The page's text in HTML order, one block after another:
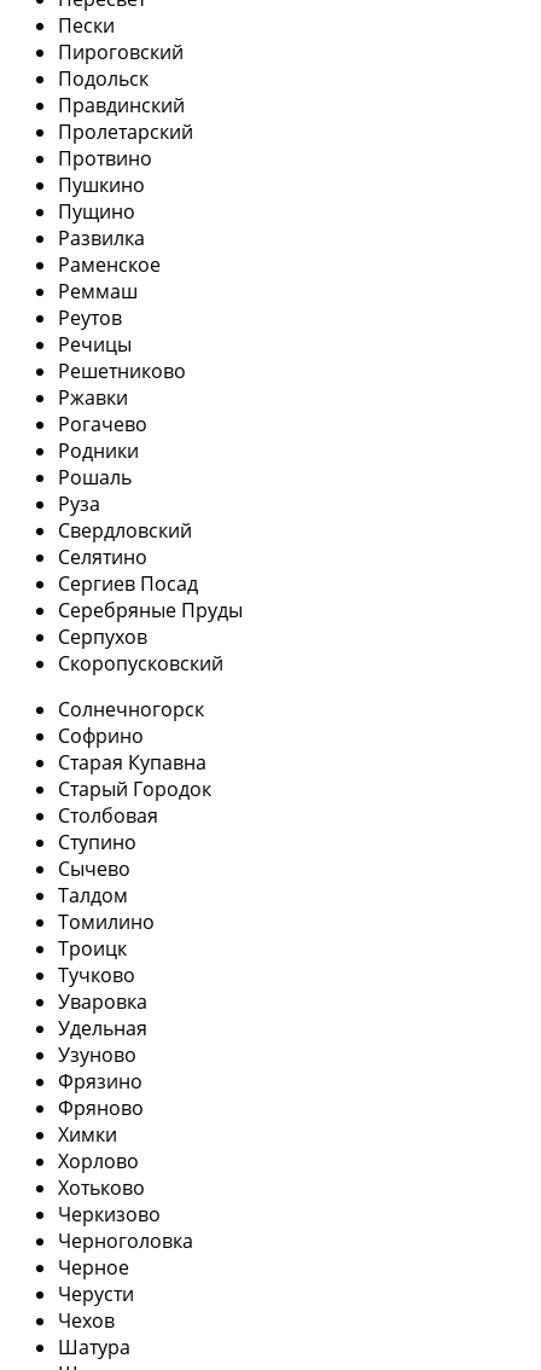
Пески
Пироговский
Подольск
Правдинский
Пролетарский
Протвино
Пушкино
Пущино
Развилка
Раменское
Реммаш
Реутов
Речицы
Решетниково
Ржавки
Рогачево
Родники
Рошаль
Руза
Свердловский
Селятино
Сергиев Посад
Серебряные Пруды
Серпухов
Скоропусковский
Солнечногорск
Софрино
Старая Купавна
Старый Городок
Столбовая
Ступино
Сычево
Талдом
Томилино
Троицк
Тучково
Уваровка
Удельная
Узуново
Фрязино
Фряново
Химки
Хорлово
Хотьково
Черкизово
Черноголовка
Черное
Черусти
Чехов
Шатура